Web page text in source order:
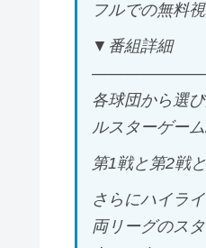
フルでの無料
▼番組詳細
各球団から選
ルスターゲー
第1戦と第2戦
さらにハイラ
両リーグのス